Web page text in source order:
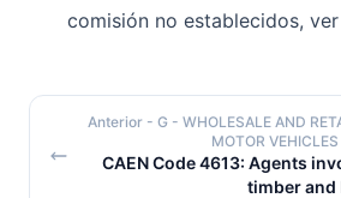
comisión no establecidos, ver
Anterior - G - WHOLESALE AND
MOTOR
CAEN Code 4613: Agents
timber